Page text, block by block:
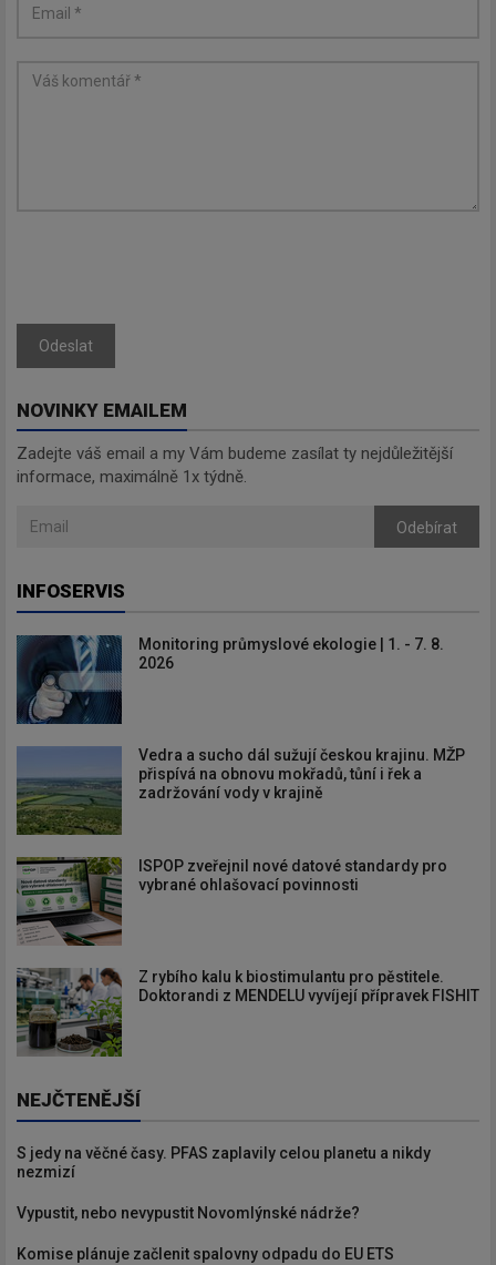
Odeslat
NOVINKY EMAILEM
Zadejte váš email a my Vám budeme zasílat ty nejdůležitější
informace, maximálně 1x týdně.
Odebírat
INFOSERVIS
Monitoring průmyslové ekologie | 1. - 7. 8.
2026
Vedra a sucho dál sužují českou krajinu. MŽP
přispívá na obnovu mokřadů, tůní i řek a
zadržování vody v krajině
ISPOP zveřejnil nové datové standardy pro
vybrané ohlašovací povinnosti
Z rybího kalu k biostimulantu pro pěstitele.
Doktorandi z MENDELU vyvíjejí přípravek FISHIT
NEJČTENĚJŠÍ
S jedy na věčné časy. PFAS zaplavily celou planetu a nikdy
nezmizí
Vypustit, nebo nevypustit Novomlýnské nádrže?
Komise plánuje začlenit spalovny odpadu do EU ETS